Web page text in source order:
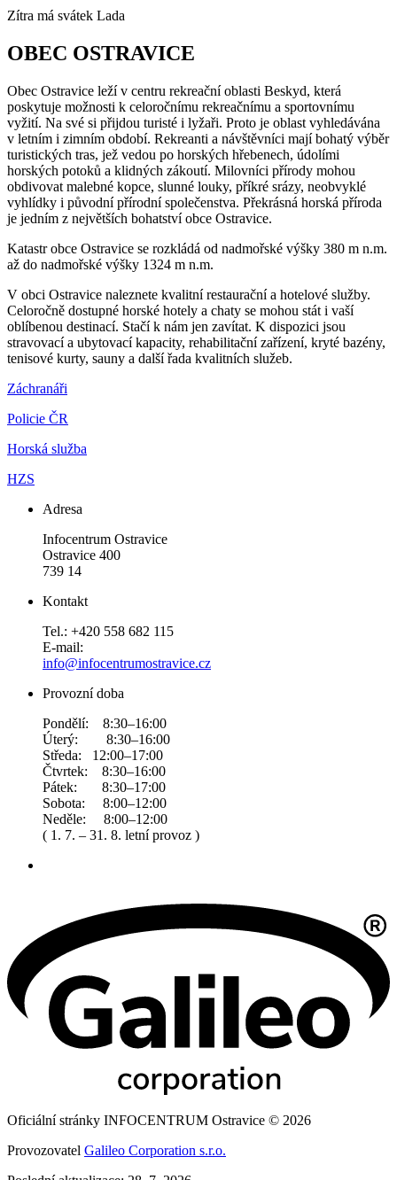
Zítra má svátek Lada
OBEC OSTRAVICE
Obec Ostravice leží v centru rekreační oblasti Beskyd, která
poskytuje možnosti k celoročnímu rekreačnímu a sportovnímu
vyžití. Na své si přijdou turisté i lyžaři. Proto je oblast vyhledávána
v letním i zimním období. Rekreanti a návštěvníci mají bohatý výběr
turistických tras, jež vedou po horských hřebenech, údolími
horských potoků a klidných zákoutí. Milovníci přírody mohou
obdivovat malebné kopce, slunné louky, příkré srázy, neobvyklé
vyhlídky i původní přírodní společenstva. Překrásná horská příroda
je jedním z největších bohatství obce Ostravice.
Katastr obce Ostravice se rozkládá od nadmořské výšky 380 m n.m.
až do nadmořské výšky 1324 m n.m.
V obci Ostravice naleznete kvalitní restaurační a hotelové služby.
Celoročně dostupné horské hotely a chaty se mohou stát i vaší
oblíbenou destinací. Stačí k nám jen zavítat. K dispozici jsou
stravovací a ubytovací kapacity, rehabilitační zařízení, kryté bazény,
tenisové kurty, sauny a další řada kvalitních služeb.
Záchranáři
Policie ČR
Horská služba
HZS
Adresa
Infocentrum Ostravice
Ostravice 400
739 14
Kontakt
Tel.: +420 558 682 115
E-mail:
info@infocentrumostravice.cz
Provozní doba
Pondělí: 8:30–16:00
Úterý: 8:30–16:00
Středa: 12:00–17:00
Čtvrtek: 8:30–16:00
Pátek: 8:30–17:00
Sobota: 8:00–12:00
Neděle: 8:00–12:00
( 1. 7. – 31. 8. letní provoz )
Oficiální stránky INFOCENTRUM Ostravice © 2026
Provozovatel Galileo Corporation s.r.o.